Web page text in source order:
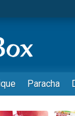
victime de
Pour les Enfants
Paracha